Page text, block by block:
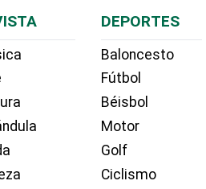
DEPORTES
Baloncesto
Fútbol
Béisbol
Motor
Golf
Ciclismo